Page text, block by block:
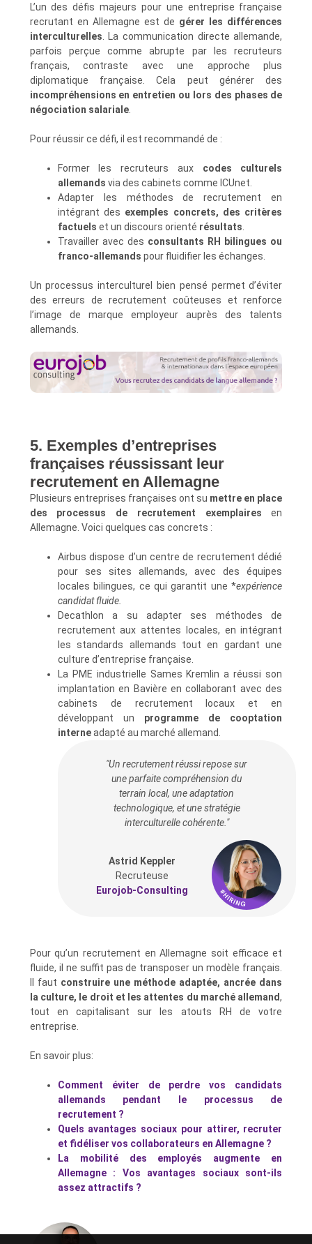
L’un des défis majeurs pour une entreprise française
recrutant en Allemagne est de gérer les différences
interculturelles . La communication directe allemande,
parfois perçue comme abrupte par les recruteurs
français, contraste avec une approche plus
diplomatique française. Cela peut générer des
incompréhensions en entretien ou lors des phases de
négociation salariale.
Pour réussir ce défi, il est recommandé de :
Former les recruteurs aux codes culturels
allemands via des cabinets comme ICUnet.
Adapter les méthodes de recrutement en
intégrant des exemples concrets, des critères
factuels et un discours orienté résultats
Travailler avec des consultants RH bilingues ou
franco-allemands pour fluidifier les échanges.
Un processus interculturel bien pensé permet d’éviter
des erreurs de recrutement coûteuses et renforce
l’image de marque employeur auprès des talents
allemands.
5. Exemples d’entreprises
françaises réussissant leur
recrutement en Allemagne
Plusieurs entreprises françaises ont su mettre en place
des processus de recrutement exemplaires en
Allemagne. Voici quelques cas concrets :
Airbus dispose d’un centre de recrutement dédié
pour ses sites allemands, avec des équipes
locales bilingues, ce qui garantit une *expérience
candidat fluide.
Decathlon a su adapter ses méthodes de
recrutement aux attentes locales, en intégrant
les standards allemands tout en gardant une
culture d’entreprise française.
La PME industrielle Sames Kremlin a réussi son
implantation en Bavière en collaborant avec des
cabinets de recrutement locaux et en
développant un programme de cooptation
interneadapté au marché allemand.
"Un recrutement réussi repose sur
une parfaite compréhension du
terrain local, une adaptation
technologique, et une stratégie
interculturelle cohérente."
Astrid Keppler
Recruteuse
Eurojob-Consulting
Pour qu’un recrutement en Allemagne soit efficace et
fluide, il ne suffit pas de transposer un modèle français.
Il faut construire une méthode adaptée, ancrée dans
la culture, le droit et les attentes du marché allemand,
tout en capitalisant sur les atouts RH de votre
entreprise.
En savoir plus:
Comment éviter de perdre vos candidats
allemands pendant le processus de
recrutement ?
Quels avantages sociaux pour attirer, recruter
et fidéliser vos collaborateurs en Allemagne ?
La mobilité des employés augmente en
Allemagne : Vos avantages sociaux sont-ils
assez attractifs ?